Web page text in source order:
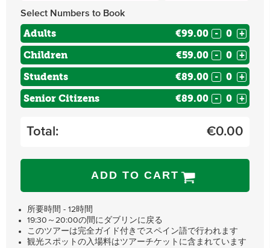
Select Numbers to Book
Adults €99.00 - +
Children €59.00 - +
Students €89.00 - +
Senior Citizens €89.00 - +
Total: €0.00
ADD TO CART
所要時間 - 12時間
19:30～20:00の間にダブリンに戻る
このツアーは完全ガイド付きでスペイン語で行われます
観光スポットの入場料はツアーチケットに含まれています